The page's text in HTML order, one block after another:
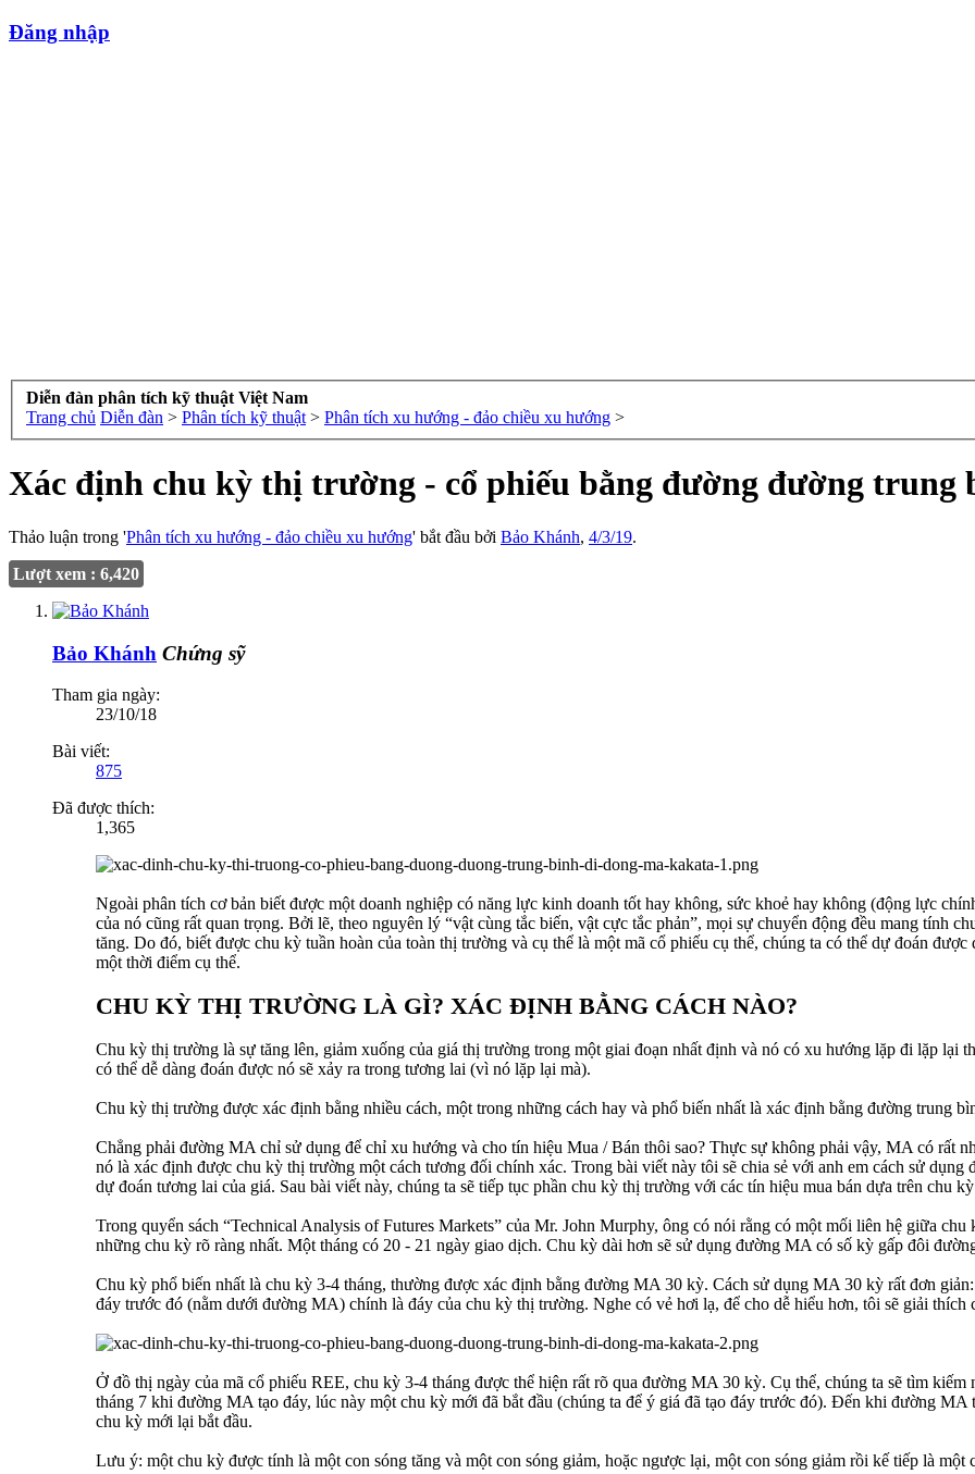
Đăng nhập
Diễn đàn phân tích kỹ thuật Việt Nam
Trang chủ Diễn đàn > Phân tích kỹ thuật > Phân tích xu hướng - đảo chiều xu hướng >
Xác định chu kỳ thị trường - cổ phiếu bằng đường đường trung
Thảo luận trong 'Phân tích xu hướng - đảo chiều xu hướng' bắt đầu bởi Bảo Khánh, 4/3/19.
Lượt xem : 6,420
Bảo Khánh Chứng sỹ
Tham gia ngày:
23/10/18
Bài viết:
875
Đã được thích:
1,365
Ngoài phân tích cơ bản biết được một doanh nghiệp có năng lực kinh doanh tốt hay không, sức khoẻ hay không (động lực
của nó cũng rất quan trọng. Bởi lẽ, theo nguyên lý “vật cùng tắc biến, vật cực tắc phản”, mọi sự chuyển động đều mang tính
tăng. Do đó, biết được chu kỳ tuần hoàn của toàn thị trường và cụ thể là một mã cổ phiếu cụ thể, chúng ta có thể dự đoán
một thời điểm cụ thể.
CHU KỲ THỊ TRƯỜNG LÀ GÌ? XÁC ĐỊNH BẰNG CÁCH NÀO?
Chu kỳ thị trường là sự tăng lên, giảm xuống của giá thị trường trong một giai đoạn nhất định và nó có xu hướng lặp đi lặp lại
có thể dễ dàng đoán được nó sẽ xảy ra trong tương lai (vì nó lặp lại mà).
Chu kỳ thị trường được xác định bằng nhiều cách, một trong những cách hay và phổ biến nhất là xác định bằng đường trung
Chẳng phải đường MA chỉ sử dụng để chỉ xu hướng và cho tín hiệu Mua / Bán thôi sao? Thực sự không phải vậy, MA có rất
nó là xác định được chu kỳ thị trường một cách tương đối chính xác. Trong bài viết này tôi sẽ chia sẻ với anh em cách sử
dự đoán tương lai của giá. Sau bài viết này, chúng ta sẽ tiếp tục phần chu kỳ thị trường với các tín hiệu mua bán dựa trên chu
Trong quyển sách “Technical Analysis of Futures Markets” của Mr. John Murphy, ông có nói rằng có một mối liên hệ giữa
những chu kỳ rõ ràng nhất. Một tháng có 20 - 21 ngày giao dịch. Chu kỳ dài hơn sẽ sử dụng đường MA có số kỳ gấp đôi
Chu kỳ phổ biến nhất là chu kỳ 3-4 tháng, thường được xác định bằng đường MA 30 kỳ. Cách sử dụng MA 30 kỳ rất đơn
đáy trước đó (nằm dưới đường MA) chính là đáy của chu kỳ thị trường. Nghe có vẻ hơi lạ, để cho dễ hiểu hơn, tôi sẽ giải thích
Ở đồ thị ngày của mã cổ phiếu REE, chu kỳ 3-4 tháng được thể hiện rất rõ qua đường MA 30 kỳ. Cụ thể, chúng ta sẽ tìm
tháng 7 khi đường MA tạo đáy, lúc này một chu kỳ mới đã bắt đầu (chúng ta để ý giá đã tạo đáy trước đó). Đến khi đường
chu kỳ mới lại bắt đầu.
Lưu ý: một chu kỳ được tính là một con sóng tăng và một con sóng giảm, hoặc ngược lại, một con sóng giảm rồi kế tiếp là một